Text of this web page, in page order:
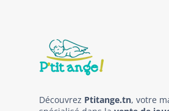
Découvrez Ptitange.tn, votre